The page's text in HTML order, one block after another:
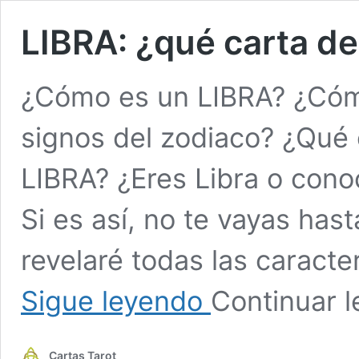
LIBRA: ¿qué carta
¿Cómo es un LIBRA?
signos del zodiaco?
LIBRA? ¿Eres Libra o
Si es así, no te vayas
revelaré todas las
Sigue leyendo
LIBRA:
¿qué
Continuar
Cartas Tarot